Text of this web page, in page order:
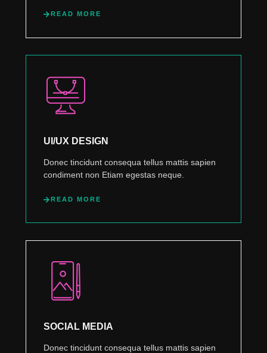
READ MORE
UI/UX DESIGN
Donec tincidunt consequa tellus mattis sapien
condiment non Etiam egestas neque.
READ MORE
SOCIAL MEDIA
Donec tincidunt consequa tellus mattis sapien